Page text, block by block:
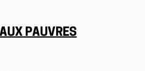
PAUVRES